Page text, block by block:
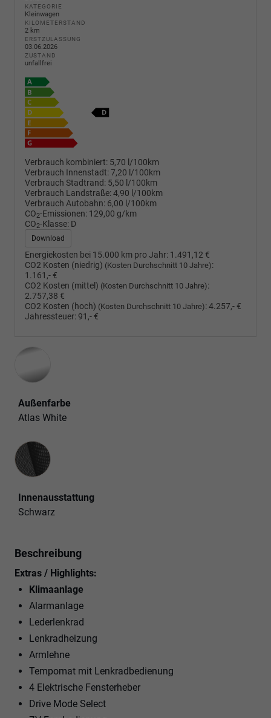
KATEGORIE
Kleinwagen
KILOMETERSTAND
2 km
ERSTZULASSUNG
03.06.2026
ZUSTAND
unfallfrei
Verbrauch kombiniert: 5,70 l/100km
Verbrauch Innenstadt:7,20 l/100km
Verbrauch Stadtrand: 5,50 l/100km
Verbrauch Landstraße:4,90 l/100km
Verbrauch Autobahn: 6,00 l/100km
CO2-Emissionen: 129,00 g/km
CO2-Klasse: D
Download
Energiekosten bei 15.000 km pro Jahr: 1.491,12 €
CO2 Kosten (niedrig) (Kosten Durchschnitt 10 Jahre):
1.161,- €
CO2 Kosten (mittel) (Kosten Durchschnitt 10 Jahre):
2.757,38 €
CO2 Kosten (hoch) (Kosten Durchschnitt 10 Jahre):4.257,- €
Jahressteuer: 91,- €
Außenfarbe
Atlas White
Innenausstattung
Innenausstattung
Schwarz
Beschreibung
Extras / Highlights:
Klimaanlage
Alarmanlage
Lederlenkrad
Lenkradheizung
Armlehne
Tempomat mit Lenkradbedienung
4 Elektrische Fensterheber
Drive Mode Select